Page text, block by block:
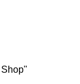
Shop"